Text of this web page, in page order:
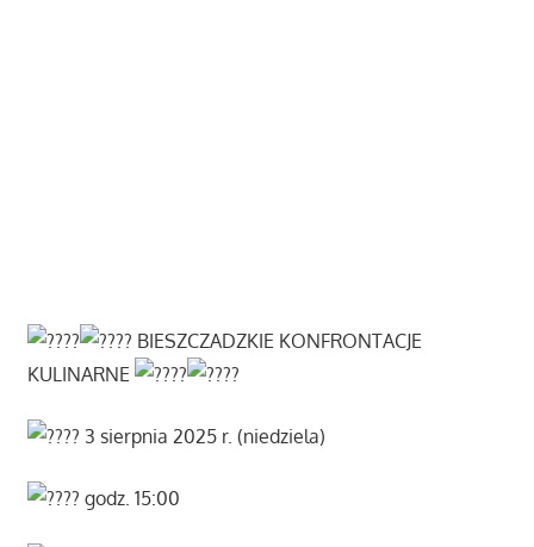
BIESZCZADZKIE KONFRONTACJE
KULINARNE
3 sierpnia 2025 r. (niedziela)
godz. 15:00